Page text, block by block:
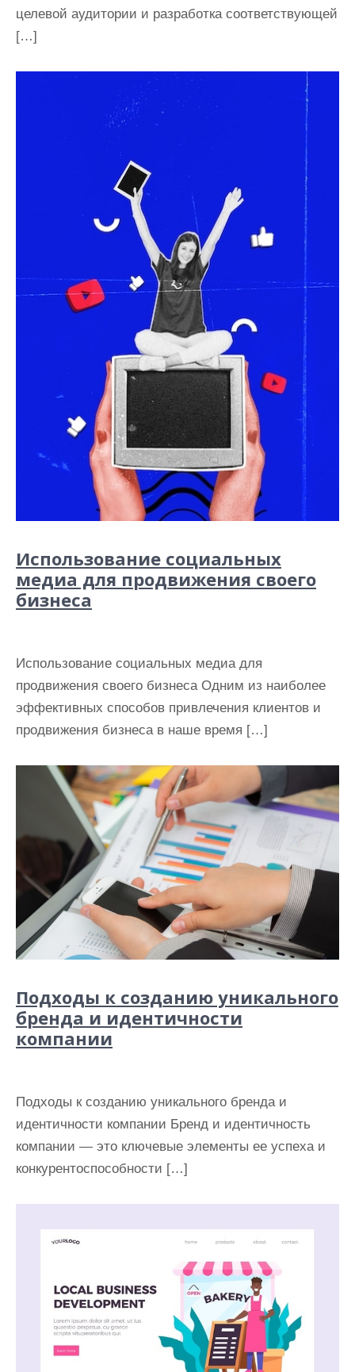
целевой аудитории и разработка соответствующей
[…]
Использование социальных
медиа для продвижения своего
бизнеса
Использование социальных медиа для
продвижения своего бизнеса Одним из наиболее
эффективных способов привлечения клиентов и
продвижения бизнеса в наше время […]
Подходы к созданию уникального
бренда и идентичности
компании
Подходы к созданию уникального бренда и
идентичности компании Бренд и идентичность
компании — это ключевые элементы ее успеха и
конкурентоспособности […]